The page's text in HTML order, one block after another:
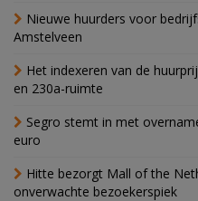
Nieuwe huurders voor
Amstelveen
Het indexeren van de
en 230a-ruimte
Segro stemt in met
euro
Hitte bezorgt Mall of the
onverwachte bezoekerspiek